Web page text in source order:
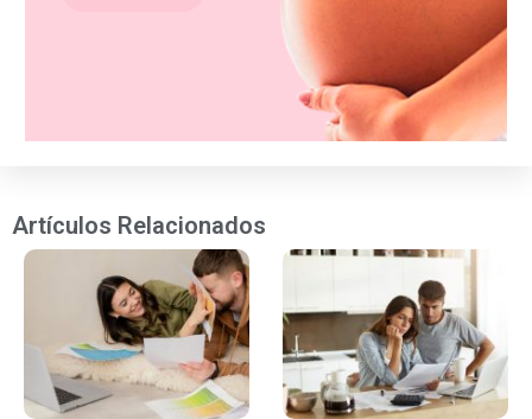
Artículos Relacionados